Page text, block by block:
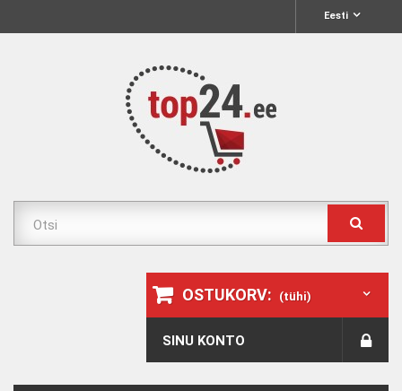
Eesti
OSTUKORV: (tühi)
SINU KONTO